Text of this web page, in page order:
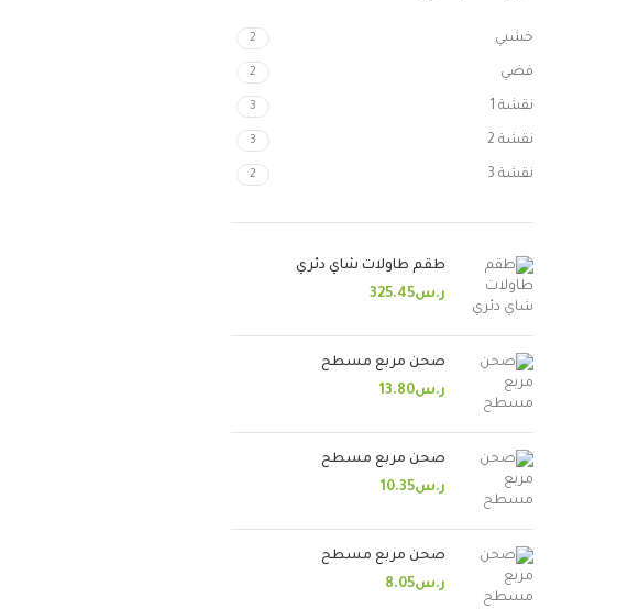
خشبي 2
فضي 2
نقشة 1 3
نقشة 2 3
نقشة 3 2
طقم طاولات شاي دئري
ر.س325.45
صحن مربع مسطح
ر.س13.80
صحن مربع مسطح
ر.س10.35
صحن مربع مسطح
ر.س8.05